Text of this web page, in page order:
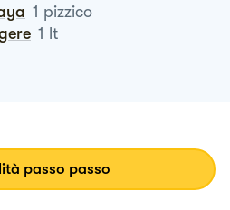
1 pizzico
1 lt
passo passo